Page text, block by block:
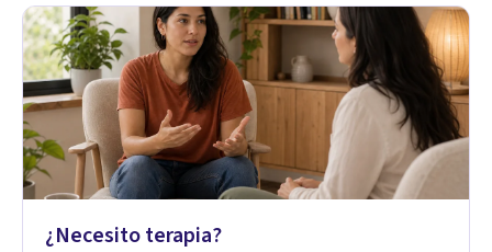
¿Necesito terapia?